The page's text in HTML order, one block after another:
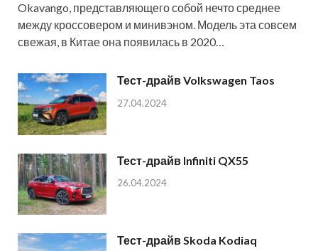
Okavango, представляющего собой нечто среднее
между кроссовером и минивэном. Модель эта совсем
свежая, в Китае она появилась в 2020…
Тест-драйв Volkswagen Taos
27.04.2024
Тест-драйв Infiniti QX55
26.04.2024
Тест-драйв Skoda Kodiaq